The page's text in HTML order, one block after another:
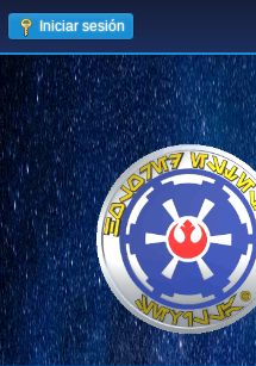
Iniciar sesión